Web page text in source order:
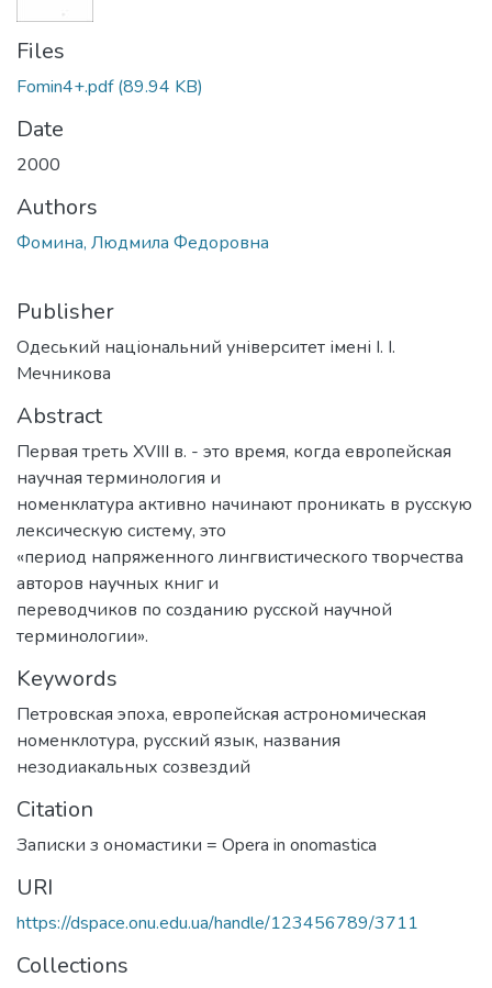
Files
Fomin4+.pdf(89.94 KB)
Date
2000
Authors
Фомина, Людмила Федоровна
Publisher
Одеський національний університет імені І. І.
Мечникова
Abstract
Первая треть XVIII в. - это время, когда европейская
научная терминология и
номенклатура активно начинают проникать в русскую
лексическую систему, это
«период напряженного лингвистического творчества
авторов научных книг и
переводчиков по созданию русской научной
терминологии».
Keywords
Петровская эпоха, европейская астрономическая
номенклотура, русский язык, названия
незодиакальных созвездий
Citation
Записки з ономастики = Opera in onomastica
URI
https://dspace.onu.edu.ua/handle/123456789/3711
Collections